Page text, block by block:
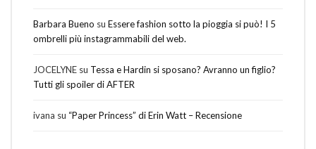
Barbara Bueno su Essere fashion sotto la pioggia si può! I 5
ombrelli più instagrammabili del web.
JOCELYNE su Tessa e Hardin si sposano? Avranno un figlio?
Tutti gli spoiler di AFTER
ivana su “Paper Princess” di Erin Watt – Recensione